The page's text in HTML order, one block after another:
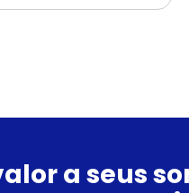
a seus